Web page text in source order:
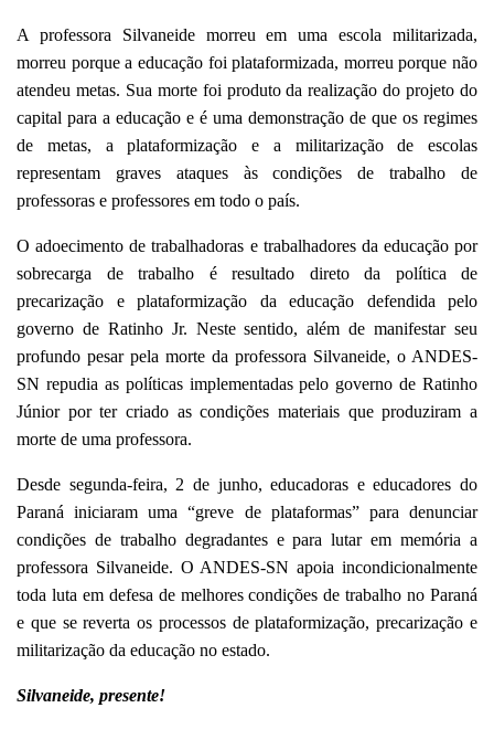
A professora Silvaneide morreu em uma escola militarizada,
morreu porque a educação foi plataformizada, morreu porque não
atendeu metas. Sua morte foi produto da realização do projeto do
capital para a educação e é uma demonstração de que os regimes
de metas, a plataformização e a militarização de escolas
representam graves ataques às condições de trabalho de
professoras e professores em todo o país.
O adoecimento de trabalhadoras e trabalhadores da educação por
sobrecarga de trabalho é resultado direto da política de
precarização e plataformização da educação defendida pelo
governo de Ratinho Jr. Neste sentido, além de manifestar seu
profundo pesar pela morte da professora Silvaneide, o ANDES-
SN repudia as políticas implementadas pelo governo de Ratinho
Júnior por ter criado as condições materiais que produziram a
morte de uma professora.
Desde segunda-feira, 2 de junho, educadoras e educadores do
Paraná iniciaram uma “greve de plataformas” para denunciar
condições de trabalho degradantes e para lutar em memória a
professora Silvaneide. O ANDES-SN apoia incondicionalmente
toda luta em defesa de melhores condições de trabalho no Paraná
e que se reverta os processos de plataformização, precarização e
militarização da educação no estado.
Silvaneide, presente!